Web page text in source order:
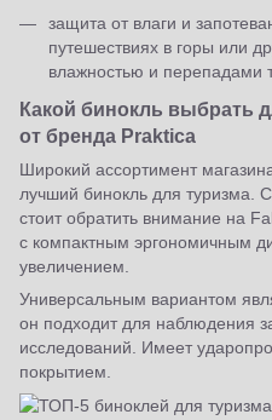
защита от влаги и
путешествиях в горы или
влажностью и перепадами
Какой бинокль выбрать
от бренда Praktica
Широкий ассортимент
лучший бинокль для туризма.
стоит обратить внимание на
с компактным эргономичным
увеличением.
Универсальным вариантом
он подходит для наблюдения
исследований. Имеет
покрытием.